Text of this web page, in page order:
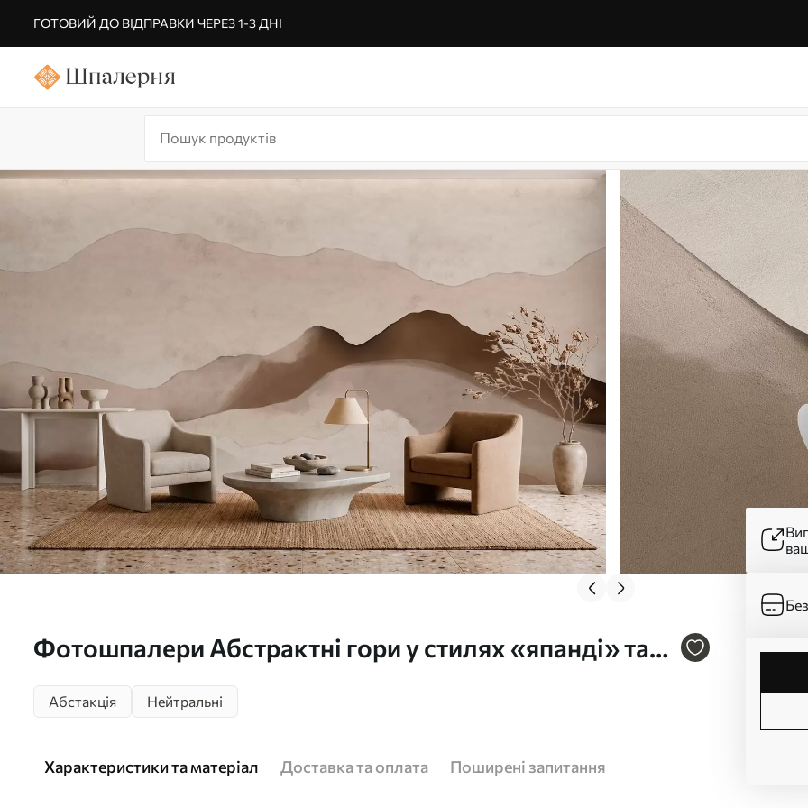
ГОТОВИЙ ДО ВІДПРАВКИ ЧЕРЕЗ 1-3 ДНІ
Фотошпалери Абстрактні гори у стилях «япанді» та
Абстакція Нейтральні
Характеристики та матеріал Доставка та оплата Поширені запитання